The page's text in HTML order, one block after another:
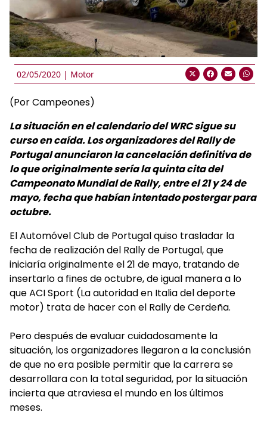
02/05/2020 | Motor
(Por Campeones)
La situación en el calendario del WRC sigue su
curso en caída. Los organizadores del Rally de
Portugal anunciaron la cancelación definitiva de
lo que originalmente sería la quinta cita del
Campeonato Mundial de Rally, entre el 21 y 24 de
mayo, fecha que habían intentado postergar para
octubre.
El Automóvel Club de Portugal quiso trasladar la
fecha de realización del Rally de Portugal, que
iniciaría originalmente el 21 de mayo, tratando de
insertarlo a fines de octubre, de igual manera a lo
que ACI Sport (La autoridad en Italia del deporte
motor) trata de hacer con el Rally de Cerdeña.
Pero después de evaluar cuidadosamente la
situación, los organizadores llegaron a la conclusión
de que no era posible permitir que la carrera se
desarrollara con la total seguridad, por la situación
incierta que atraviesa el mundo en los últimos
meses.